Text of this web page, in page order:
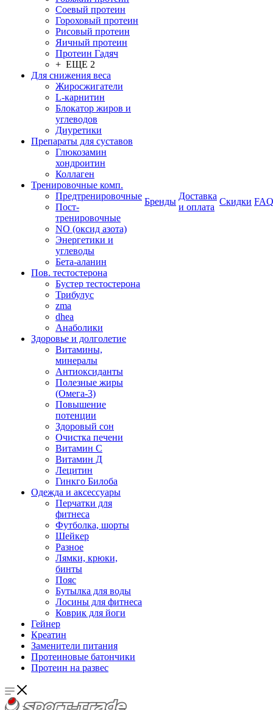
Соевый протеин
Гороховый протеин
Рисовый протеин
Яичный протеин
Протеин Гадяч
+ ЕЩЕ 2
Для снижения веса
Жиросжигатели
L-карнитин
Блокатор жиров и
углеводов
Диуретики
Препараты для суставов
Глюкозамин
хондроитин
Коллаген
Тренировочные комп.
Предтренировочные
Пост-
тренировочные
NO (оксид азота)
Энергетики и
углеводы
Бета-аланин
Пов. тестостерона
Бустер тестостерона
Трибулус
zma
dhea
Анаболики
Здоровье и долголетие
Витамины,
минералы
Антиоксиданты
Полезные жиры
(Омега-3)
Повышение
потенции
Здоровый сон
Очистка печени
Витамин С
Витамин Д
Лецитин
Гинкго Билоба
Одежда и аксессуары
Перчатки для
фитнеса
Футболка, шорты
Шейкер
Разное
Лямки, крюки,
бинты
Пояс
Бутылка для воды
Лосины для фитнеса
Коврик для йоги
Гейнер
Креатин
Заменители питания
Протеиновые батончики
Протеин на развес
Бренды
Доставка
и оплата
Скидки FAQ